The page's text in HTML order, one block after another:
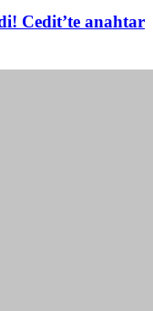
Cedit’te anahtar